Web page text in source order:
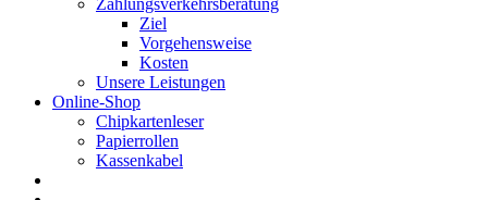
Zahlungsverkehrsberatung
Ziel
Vorgehensweise
Kosten
Unsere Leistungen
Online-Shop
Chipkartenleser
Papierrollen
Kassenkabel